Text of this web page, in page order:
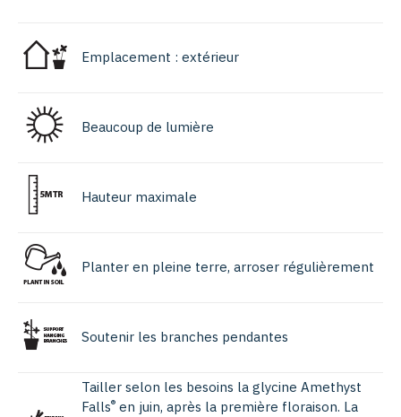
Emplacement : extérieur
Beaucoup de lumière
Hauteur maximale
Planter en pleine terre, arroser régulièrement
Soutenir les branches pendantes
Tailler selon les besoins la glycine Amethyst
Falls® en juin, après la première floraison. La